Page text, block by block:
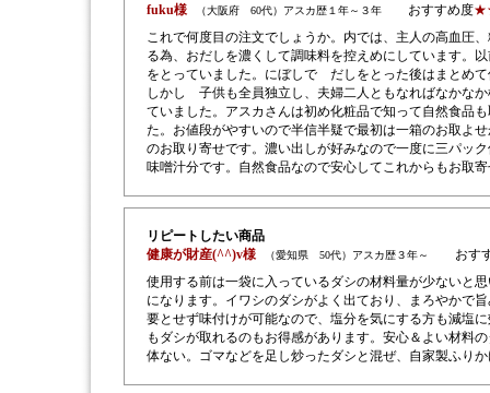
fuku様
（大阪府 60代）アスカ歴１年～３年おすすめ度
これで何度目の注文でしょうか。内では、主人の高血圧
る為、おだしを濃くして調味料を控えめにしています
をとっていました。にぼしで だしをとった後はまとめ
しかし 子供も全員独立し、夫婦二人ともなればなかな
ていました。アスカさんは初め化粧品で知って自然食品
た。お値段がやすいので半信半疑で最初は一箱のお取よ
のお取り寄せです。濃い出しが好みなので一度に三パッ
味噌汁分です。自然食品なので安心してこれからもお取
リピートしたい商品
健康が財産(^^)v様
（愛知県 50代）アスカ歴３年～
おすす
使用する前は一袋に入っているダシの材料量が少ないと
になります。イワシのダシがよく出ており、まろやかで
要とせず味付けが可能なので、塩分を気にする方も減塩
もダシが取れるのもお得感があります。安心＆よい材料
体ない。ゴマなどを足し炒ったダシと混ぜ、自家製ふり